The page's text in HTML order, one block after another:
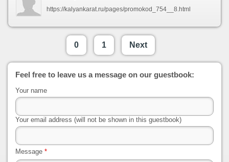
https://kalyankarat.ru/pages/promokod_754__8.html
0 1 Next
Feel free to leave us a message on our guestbook:
Your name
Your email address (will not be shown in this guestbook)
Message *